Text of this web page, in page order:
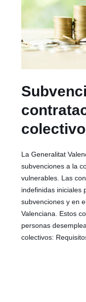
La Generalitat
subvenciones a la
vulnerables. Las
indefinidas iniciales
subvenciones y en
Valenciana. Estos
personas
colectivos: